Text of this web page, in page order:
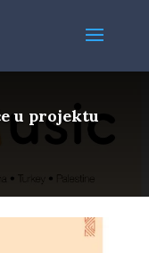
u projektu